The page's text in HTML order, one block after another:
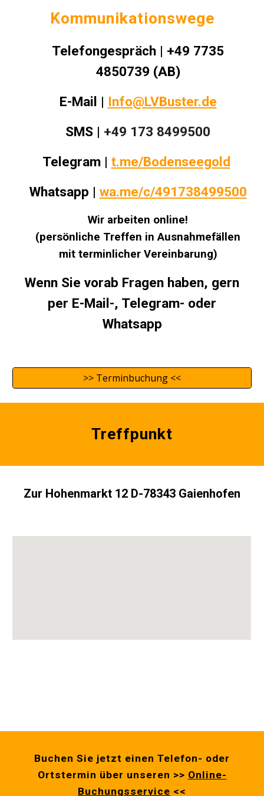
Kommunikationswege
Telefongespräch | +49 7735
4850739 (AB)
E-Mail | Info@LVBuster.de
SMS | +49 173 8499500
Telegram | t.me/Bodenseegold
Whatsapp | wa.me/c/491738499500
Wir arbeiten online!
(persönliche Treffen in Ausnahmefällen
mitterminlicher Vereinbarung)
Wenn Sie vorab Fragen haben, gern
per E-Mail-, Telegram- oder
Whatsapp
>> Terminbuchung <<
Treffpunkt
Zur Hohenmarkt 12 D-78343 Gaienhofen
Buchen Sie jetzt einen Telefon- oder
Ortstermin über unseren >> Online-
Buchungsservice <<